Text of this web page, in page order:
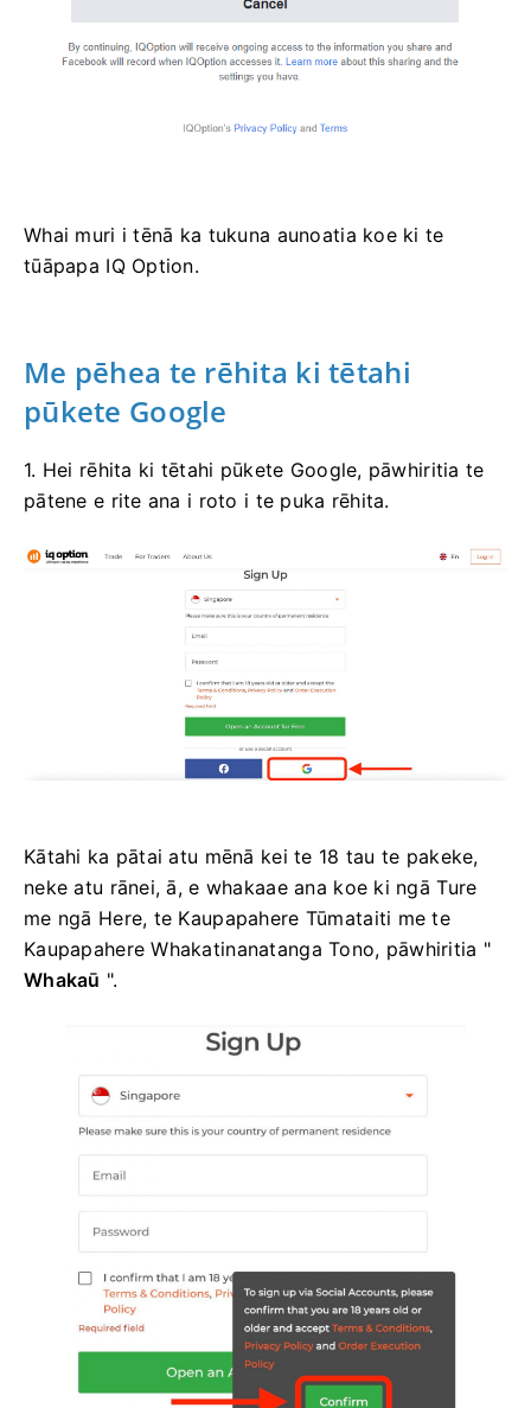
Whai muri i tēnā ka tukuna aunoatia koe ki te
tūāpapa IQ Option.
Me pēhea te rēhita ki tētahi
pūkete Google
1. Hei rēhita ki tētahi pūkete Google, pāwhiritia te
pātene e rite ana i roto i te puka rēhita.
Kātahi ka pātai atu mēnā kei te 18 tau te pakeke,
neke atu rānei, ā, e whakaae ana koe ki ngā Ture
me ngā Here, te Kaupapahere Tūmataiti me te
Kaupapahere Whakatinanatanga Tono, pāwhiritia "
Whakaū ".